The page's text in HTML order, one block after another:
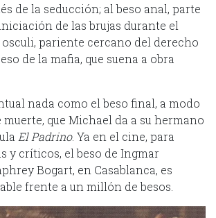
de la seducción; al beso anal, parte
de las brujas durante el
osculi, pariente cercano del derecho
de la mafia, que suena a obra
nada como el beso final, a modo
que Michael da a su hermano
El Padrino. Ya en el cine, para
y críticos, el beso de Ingmar
Bogart, en Casablanca, es
frente a un millón de besos.